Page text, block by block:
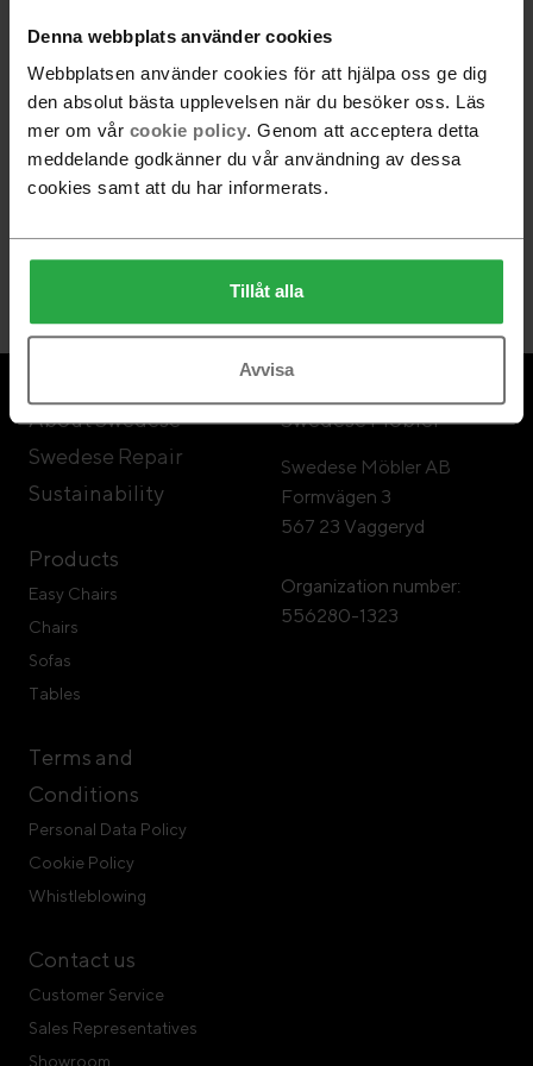
Denna webbplats använder cookies
Webbplatsen använder cookies för att hjälpa oss ge dig
den absolut bästa upplevelsen när du besöker oss. Läs
mer om vår cookie policy. Genom att acceptera detta
meddelande godkänner du vår användning av dessa
cookies samt att du har informerats.
Tillåt alla
Avvisa
Follow Swedese
Newsletter
About Swedese
Swedese Repair
Sustainability
Products
Easy Chairs
Chairs
Sofas
Tables
Terms and
Conditions
Personal Data Policy
Cookie Policy
Whistleblowing
Contact us
Customer Service
Sales Representatives
Showroom
Swedese Möbler
Swedese Möbler AB
Formvägen 3
567 23 Vaggeryd
Organization number:
556280-1323